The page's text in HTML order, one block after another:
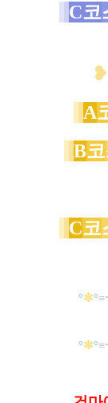
C코
❥
A
B코
C코
°✼°≡
°✼°≡